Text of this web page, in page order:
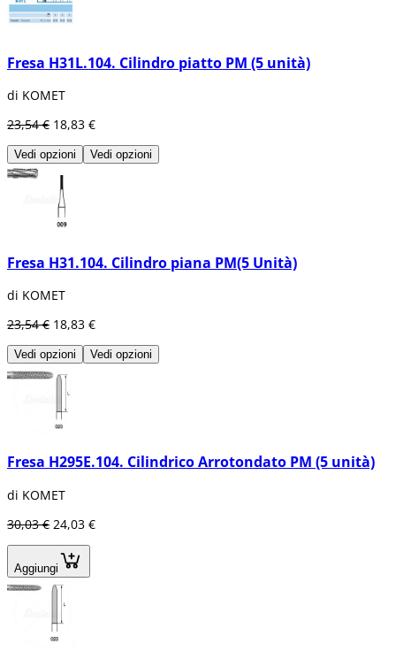
Fresa H31L.104. Cilindro piatto PM (5 unità)
di KOMET
23,54 € 18,83 €
Vedi opzioni Vedi opzioni
Fresa H31.104. Cilindro piana PM(5 Unità)
di KOMET
23,54 € 18,83 €
Vedi opzioni Vedi opzioni
Fresa H295E.104. Cilindrico Arrotondato PM (5 unità)
di KOMET
30,03 € 24,03 €
Aggiungi